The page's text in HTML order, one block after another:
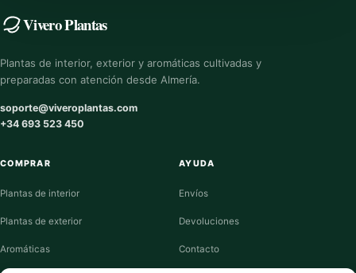
Vivero Plantas
Plantas de interior, exterior y aromáticas cultivadas y
preparadas con atención desde Almería.
soporte@viveroplantas.com
+34 693 523 450
COMPRAR
Plantas de interior
Plantas de exterior
Aromáticas
AYUDA
Envíos
Devoluciones
Contacto